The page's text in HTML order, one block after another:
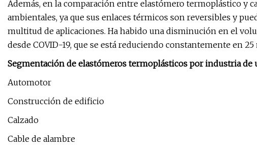
Además, en la comparación entre elastómero termoplástico y
ambientales, ya que sus enlaces térmicos son reversibles y
multitud de aplicaciones. Ha habido una disminución en el
desde COVID-19, que se está reduciendo constantemente en
Segmentación de elastómeros termoplásticos por industria de
Automotor
Construcción de edificio
Calzado
Cable de alambre